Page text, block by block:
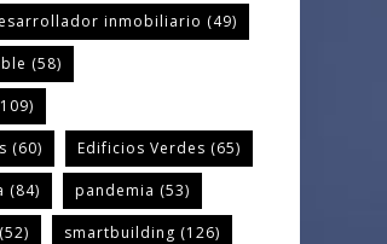
inmobiliario (49)
(58)
(60) Edificios Verdes (65)
(84) pandemia (53)
(52) smartbuilding (126)